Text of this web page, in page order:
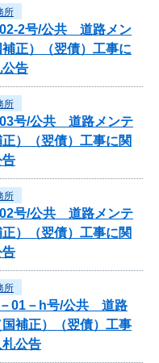
所
02-2号/公共 道路メン
正）（翌債）工事に
公告
所
03号/公共 道路メンテ
）（翌債）工事に関
告
所
02号/公共 道路メンテ
）（翌債）工事に関
告
所
－01－h号/公共 道路
補正）（翌債）工事
公告